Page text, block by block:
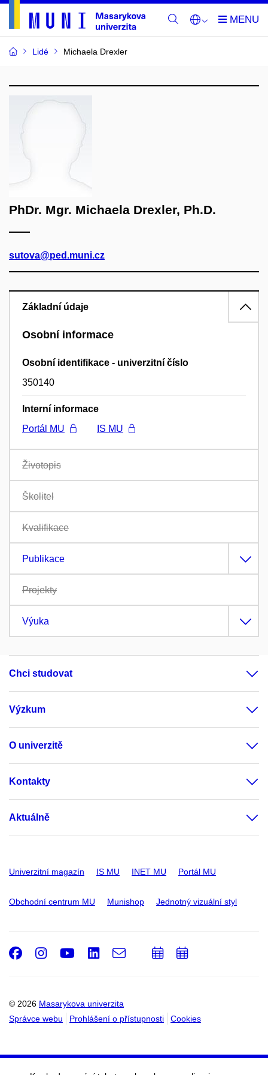
Lidé Michaela Drexler
PhDr. Mgr. Michaela Drexler, Ph.D.
sutova@ped.muni.cz
Základní údaje
Osobní informace
Osobní identifikace - univerzitní číslo
350140
Interní informace
Portál MU
IS MU
Životopis
Školitel
Kvalifikace
Publikace
Projekty
Výuka
Chci studovat
Výzkum
O univerzitě
Kontakty
Aktuálně
Univerzitní magazín IS MU INET MU Portál MU
Obchodní centrum MU Munishop Jednotný vizuální styl
© 2026 Masarykova univerzita
Správce webu
Prohlášení o přístupnosti Cookies
Facebook
Instagram
Youtube
LinkedIn
e-
PřidatPřidat